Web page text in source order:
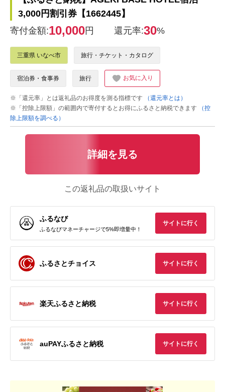
3,000円割引券【1662445】
寄付金額:10,000円 還元率:30%
三重県 いなべ市 旅行・チケット・カタログ
宿泊券・食事券 旅行 お気に入り
※「還元率」とは返礼品のお得度を測る指標です
（還元率とは）
※「控除上限額」の範囲内で寄付するとお得にふるさと納税できます
（控
除上限額を調べる）
詳細を見る
この返礼品の取扱いサイト
ふるなび
ふるなびマネーチャージで5%即増量中！
サイトに行く
ふるさとチョイス サイトに行く
楽天ふるさと納税 サイトに行く
auPAYふるさと納税 サイトに行く